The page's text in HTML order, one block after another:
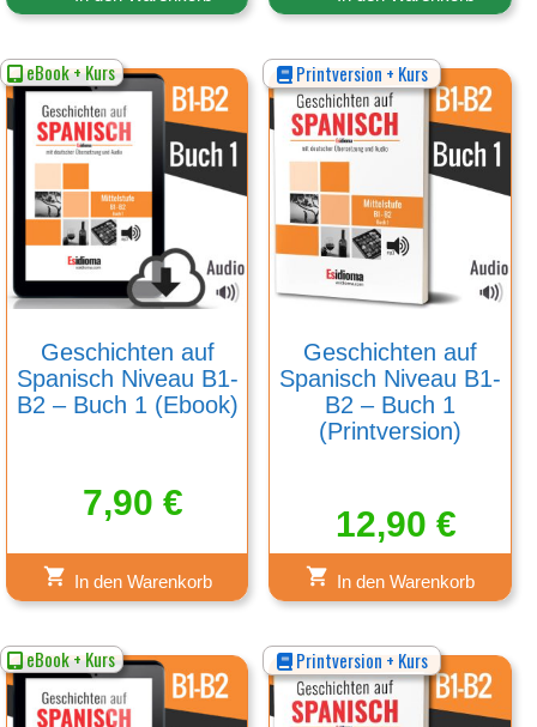
eBook + Kurs
Geschichten auf
Spanisch Niveau B1-
B2 – Buch 1 (Ebook)
7,90€
In den Warenkorb
Printversion + Kurs
Geschichten auf
Spanisch Niveau B1-
B2 – Buch 1
(Printversion)
12,90 €
In den Warenkorb
eBook + Kurs Printversion + Kurs